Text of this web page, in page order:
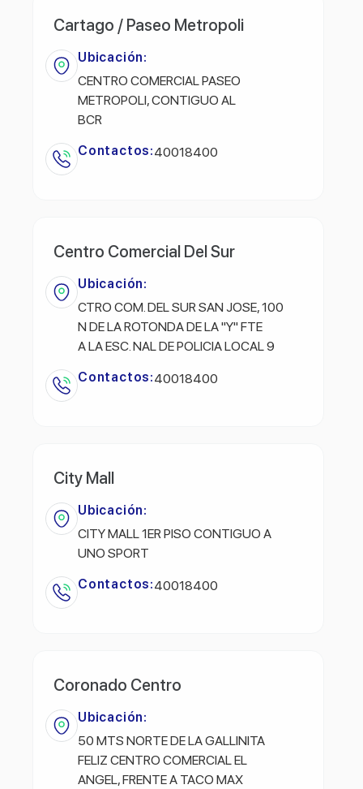
Cartago / Paseo Metropoli
Ubicación:
CENTRO COMERCIAL PASEO
METROPOLI, CONTIGUO AL
BCR
Contactos:40018400
Centro Comercial Del Sur
Ubicación:
CTRO COM. DEL SUR SAN JOSE, 100
N DE LA ROTONDA DE LA "Y" FTE
A LA ESC. NAL DE POLICIA LOCAL 9
Contactos:40018400
City Mall
Ubicación:
CITY MALL 1ER PISO CONTIGUO A
UNO SPORT
Contactos:40018400
Coronado Centro
Ubicación:
50 MTS NORTE DE LA GALLINITA
FELIZ CENTRO COMERCIAL EL
ANGEL, FRENTE A TACO MAX